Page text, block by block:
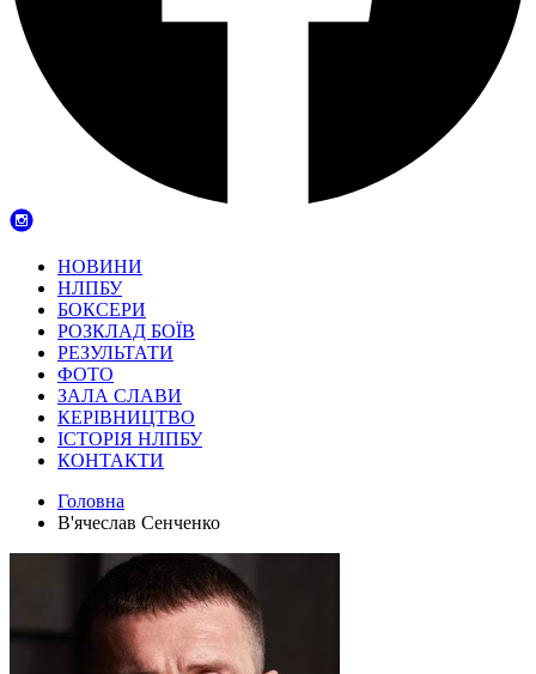
НОВИНИ
НЛПБУ
БОКСЕРИ
РОЗКЛАД БОЇВ
РЕЗУЛЬТАТИ
ФОТО
ЗАЛА СЛАВИ
КЕРІВНИЦТВО
ІСТОРІЯ НЛПБУ
КОНТАКТИ
Головна
В'ячеслав Сенченко